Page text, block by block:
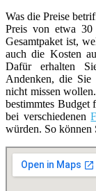
Was die Preise
Preis von etwa 30
Gesamtpaket ist,
auch die Kosten
Dafür erhalten
Andenken, die
nicht missen
bestimmtes Budget
bei verschiedenen
würden. So können